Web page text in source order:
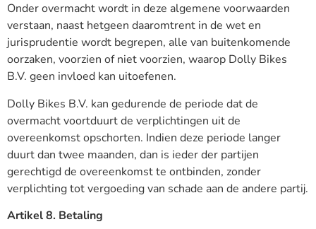
Onder overmacht wordt in deze algemene voorwaarden
verstaan, naast hetgeen daaromtrent in de wet en
jurisprudentie wordt begrepen, alle van buitenkomende
oorzaken, voorzien of niet voorzien, waarop Dolly Bikes
B.V. geen invloed kan uitoefenen.
Dolly Bikes B.V. kan gedurende de periode dat de
overmacht voortduurt de verplichtingen uit de
overeenkomst opschorten. Indien deze periode langer
duurt dan twee maanden, dan is ieder der partijen
gerechtigd de overeenkomst te ontbinden, zonder
verplichting tot vergoeding van schade aan de andere partij.
Artikel 8. Betaling